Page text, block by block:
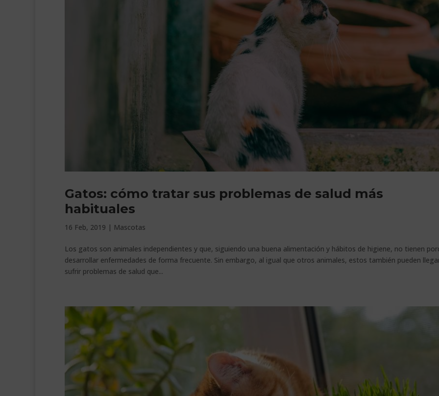
Gatos: cómo tratar sus problemas de salud más
habituales
16 Feb, 2019 | Mascotas
Los gatos son animales independientes y que, siguiendo una buena alimentación y hábitos de higiene, no tienen
desarrollar enfermedades de forma frecuente. Sin embargo, al igual que otros animales, estos también pueden
sufrir problemas de salud que...